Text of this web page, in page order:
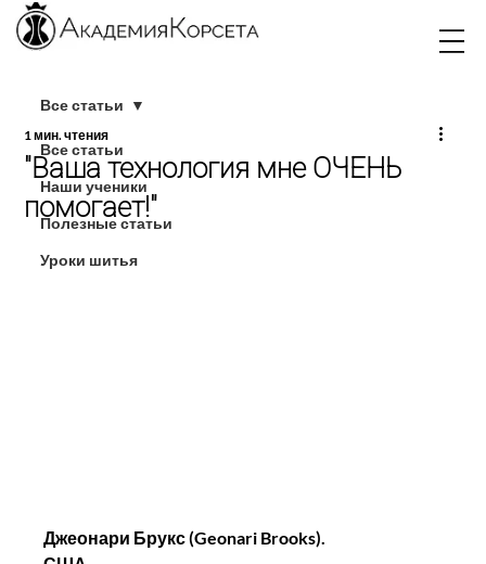
Все статьи
Наши ученики
Полезные статьи
Уроки шитья
Все статьи
"Ваша технология мне ОЧЕНЬ
помогает!"
1 мин. чтения
Джеонари Брукс (Geonari Brooks).